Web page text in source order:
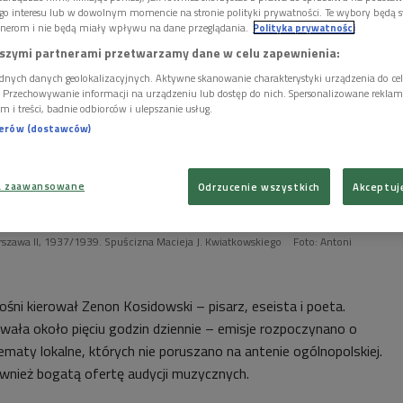
II, 1937/1939. Spuścizna Macieja J. Kwiatkowskiego Foto: Antoni
kierował Zenon Kosidowski – pisarz, eseista i poeta.
około pięciu godzin dziennie – emisje rozpoczynano o
lokalne, których nie poruszano na antenie ogólnopolskiej.
bogatą ofertę audycji muzycznych.
interesu lub w dowolnym momencie na stronie polityki prywatności. Te wybory będą
i nie będą miały wpływu na dane przeglądania. Polityka prywatności
partnerami przetwarzamy dane w celu zapewnienia:
danych geolokalizacyjnych. Aktywne skanowanie charakterystyki urządzenia do
informacji na urządzeniu lub dostęp do nich. Spersonalizowane
i treści, badnie odbiorców i ulepszanie usług.
(dostawców)
Odrzucenie wszystkich